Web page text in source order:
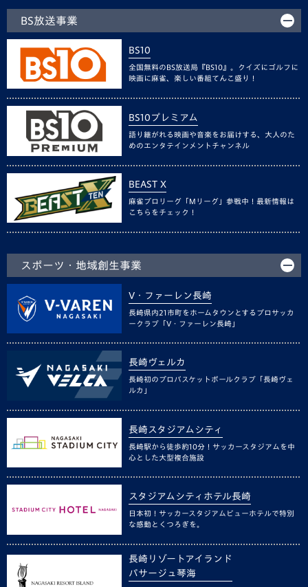
BS放送事業
BS10
全国無料のBS放送局『BS10』。クイズにゴルフに
映画に麻雀、楽しい番組てんこ盛り！
BS10プレミアム
語り継がれる映画や音楽をお届けする、大人のた
めのエンタテインメントチャンネル
BEAST X
麻雀プロリーグ「Mリーグ」参戦中！最新情報は
こちらをチェック！
スポーツ・地域創生事業
V・ファーレン長崎
長崎県内21市町をホームタウンとするプロサッカ
ークラブ「V・ファーレン長崎」
長崎ヴェルカ
長崎初のプロバスケットボールクラブ「長崎ヴェ
ルカ」
長崎スタジアムシティ
長崎駅から徒歩約10分！サッカースタジアムを中
心とした大型複合施設
スタジアムシティホテル長崎
日本初！サッカースタジアムビューホテルで特別
な感動とくつろぎを。
長崎リゾートアイランド
パサージュ琴海